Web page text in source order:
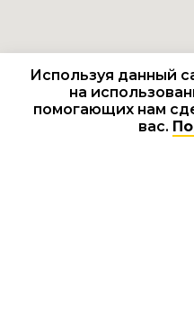
Есть
Используя данный
на
помогающих нам
вас.